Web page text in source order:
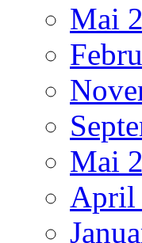
Mai
Mai
April